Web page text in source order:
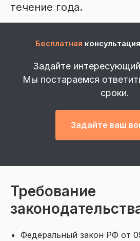
течение года.
Бесплатная
Задайте
Мы постараемся
сроки.
Задайте ваш
Требование
Федеральный закон РФ от